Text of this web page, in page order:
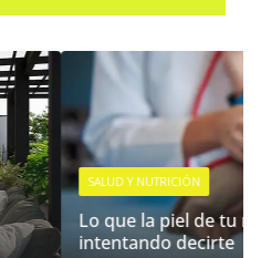
puede estar